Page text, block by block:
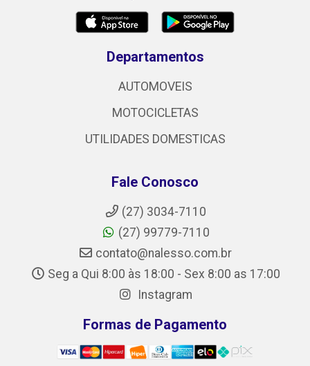
Departamentos
AUTOMOVEIS
MOTOCICLETAS
UTILIDADES DOMESTICAS
Fale Conosco
(27) 3034-7110
(27) 99779-7110
contato@nalesso.com.br
Seg a Qui 8:00 às 18:00 - Sex 8:00 as 17:00
Instagram
Formas de Pagamento